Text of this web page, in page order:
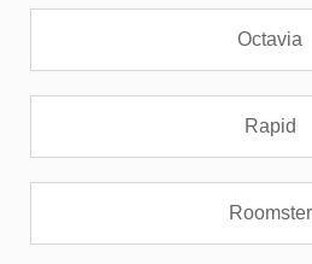
Octavia
Rapid
Roomster